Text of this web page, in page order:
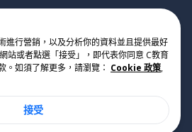
使用條款
2座28樓07室
進行營銷，以及分析你的資料並且提供最好
站或者點選「接受」，即代表你同意 C教育
如須了解更多，請瀏覽： Cookie 政策,
接受